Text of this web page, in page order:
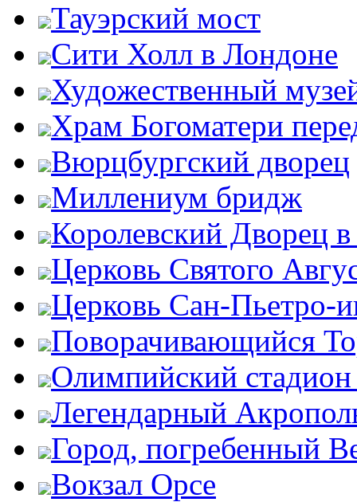
Тауэрский мост
Сити Холл в Лондоне
Художественный
Храм Богоматери
Вюрцбургский дворец
Миллениум бридж
Королевский Дворец
Церковь Святого
Церковь Сан-Пьетро-
Поворачивающийся
Олимпийский
Легендарный
Город, погребенный
Вокзал Орсе